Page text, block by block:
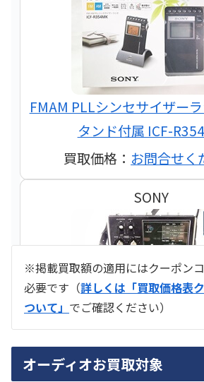
FMAM PLLシンセサイザー
タンド付属 ICF-
買取価格： お問合せく
SONY
買取価格：お問合せく
※掲載買取額の適用にはクーポン
必要です（詳しくは「買取価格表
ついて」 でご確認ください）
オーディオお買取対象